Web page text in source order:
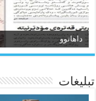
داهاتوو
سیروان
ئاژانسی هەواڵی مێهر
تبلیغات